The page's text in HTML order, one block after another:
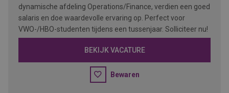
dynamische afdeling Operations/Finance, verdien een goed
salaris en doe waardevolle ervaring op. Perfect voor
VWO-/HBO-studenten tijdens een tussenjaar. Solliciteer nu!
BEKIJK VACATURE
Bewaren